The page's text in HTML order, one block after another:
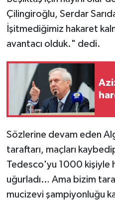
Çilingiroğlu, Serdar
İşitmediğimiz hakaret
avantacı olduk." dedi.
Sözlerine devam eden
taraftarı, maçları
Tedesco'yu 1000 kişiyle
uğurladı… Ama bizim
mucizevi şampiyonluğu